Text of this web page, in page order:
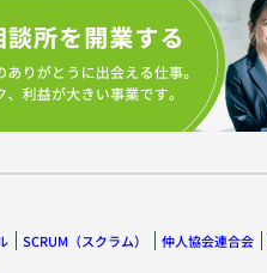
SCRUM（スクラム） 仲人協会連合会